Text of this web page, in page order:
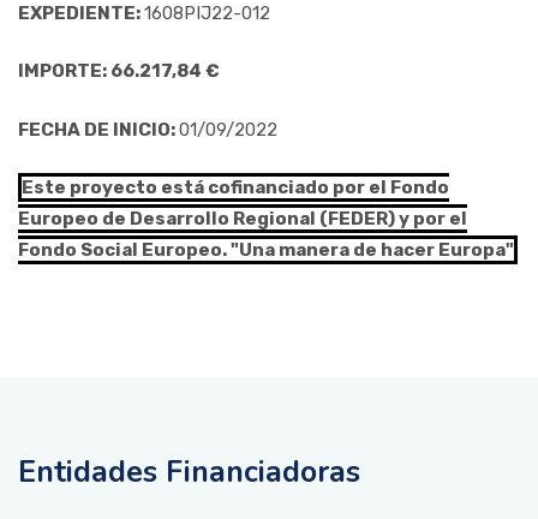
EXPEDIENTE:1608PIJ22-012
IMPORTE: 66.217,84 €
FECHA DE INICIO:01/09/2022
Este proyecto está cofinanciado por el Fondo
Europeo de Desarrollo Regional (FEDER) y por el
Fondo Social Europeo. "Una manera de hacer Europa"
Entidades Financiadoras